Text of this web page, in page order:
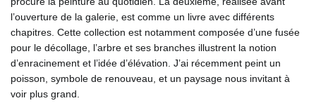
l’ouverture de la galerie, est comme un livre avec différents
chapitres. Cette collection est notamment composée d’une fusée
pour le décollage, l’arbre et ses branches illustrent la notion
d’enracinement et l’idée d’élévation. J’ai récemment peint un
poisson, symbole de renouveau, et un paysage nous invitant à
voir plus grand.